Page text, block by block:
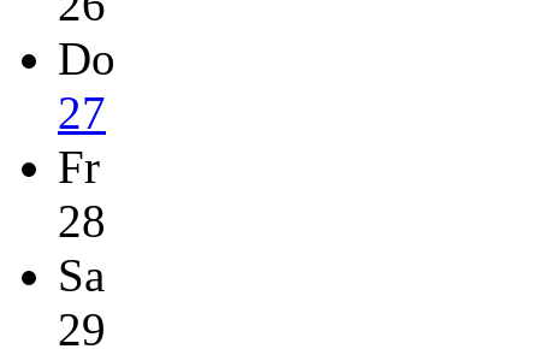
Do
27
Fr
28
Sa
29